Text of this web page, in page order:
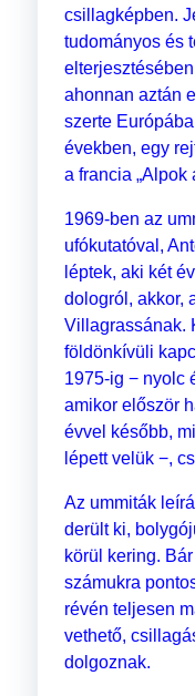
csillagképben.
tudományos és
ahonnan aztán
szerte
években, egy
a francia „Alpok
1969-ben az
ufókutatóval,
léptek, aki két
dologról, akkor,
Villagrassának.
földönkívüli
1975-ig − nyolc
amikor először
évvel később,
lépett velük −,
Az ummiták
derült ki,
körül kering.
számukra
révén teljesen
vethető,
dolgoznak.